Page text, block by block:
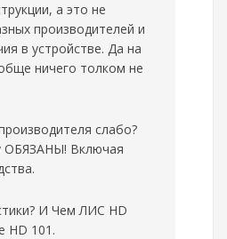
а это не
производителей и
в устройстве. Да на
ничего толком не
слабо?
ОБЯЗАНЫ! Включая
И Чем ЛИС HD
HD 101.